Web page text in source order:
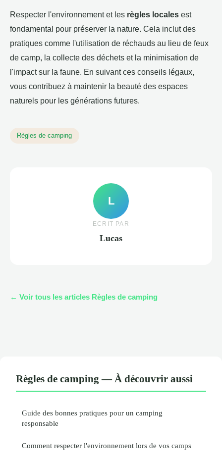
Respecter l'environnement et les règles locales est
fondamental pour préserver la nature. Cela inclut des
pratiques comme l'utilisation de réchauds au lieu de feux
de camp, la collecte des déchets et la minimisation de
l'impact sur la faune. En suivant ces conseils légaux,
vous contribuez à maintenir la beauté des espaces
naturels pour les générations futures.
Règles de camping
L
ECRIT PAR
Lucas
← Voir tous les articles Règles de camping
Règles de camping — À découvrir aussi
Guide des bonnes pratiques pour un camping
responsable
Comment respecter l'environnement lors de vos camps